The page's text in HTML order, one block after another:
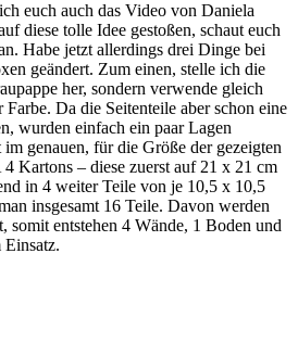
euch auch das Video von Daniela
diese tolle Idee gestoßen, schaut euch
Habe jetzt allerdings drei Dinge bei
geändert. Zum einen, stelle ich die
her, sondern verwende gleich
Da die Seitenteile aber schon eine
wurden einfach ein paar Lagen
genauen, für die Größe der gezeigten
Kartons – diese zuerst auf 21 x 21 cm
in 4 weiter Teile von je 10,5 x 10,5
insgesamt 16 Teile. Davon werden
somit entstehen 4 Wände, 1 Boden und
Einsatz.